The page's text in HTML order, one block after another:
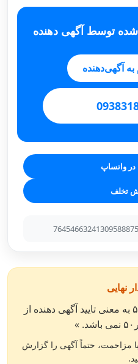
شده توسط آگهی دهنده
آگهی‌دهنده
در واتساپ
تخلف
نهایی
« انتشار آگهی در سایت کار۵۰ به معنی تایید آگهی دهنده از
مزاحمت، حتماً آگهی را گزارش